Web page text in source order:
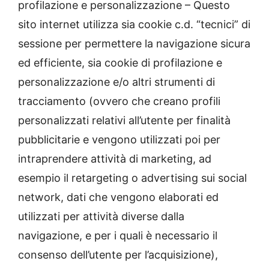
profilazione e personalizzazione – Questo
sito internet utilizza sia cookie c.d. “tecnici” di
sessione per permettere la navigazione sicura
ed efficiente, sia cookie di profilazione e
personalizzazione e/o altri strumenti di
tracciamento (ovvero che creano profili
personalizzati relativi all’utente per finalità
pubblicitarie e vengono utilizzati poi per
intraprendere attività di marketing, ad
esempio il retargeting o advertising sui social
network, dati che vengono elaborati ed
utilizzati per attività diverse dalla
navigazione, e per i quali è necessario il
consenso dell’utente per l’acquisizione),